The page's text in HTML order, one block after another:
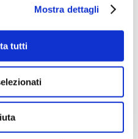
Mostra dettagli
tutti
che hanno
un viaggio
entrambi